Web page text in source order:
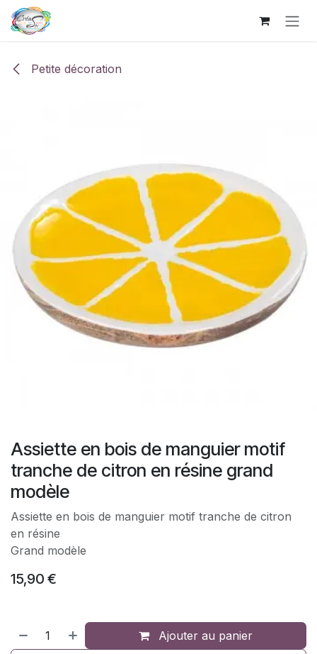
Se rendre au contenu
Petite décoration
Assiette en bois de manguier motif
tranche de citron en résine grand
modèle
Assiette en bois de manguier motif tranche de citron
en résine
Grand modèle
15,90 €
Ajouter au panier